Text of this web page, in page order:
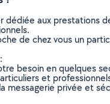
dédiée aux
de chez vous un
besoin en quelques
et
messagerie privée et